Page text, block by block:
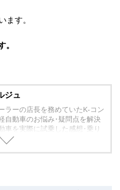
ます。
。
ジュ
ラーの店長を務めていたK-コン
自動車のお悩み･疑問点を解決
車を実際に試乗した感想･乗り
で包み隠さず紹介していきま